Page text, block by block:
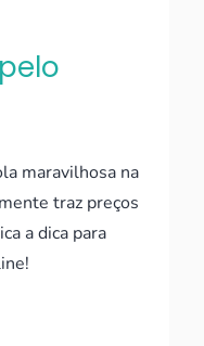
maravilhosa na
traz preços
a dica para